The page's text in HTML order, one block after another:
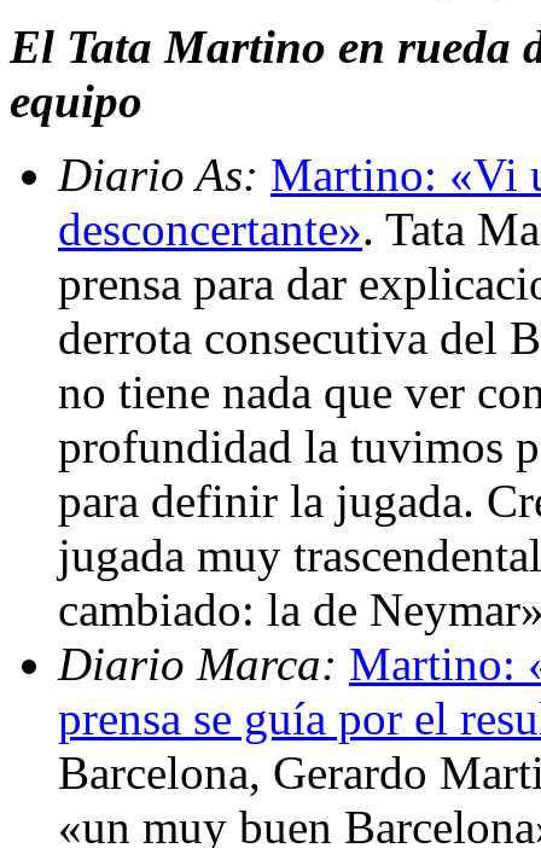
El Tata Martino en rueda
equipo
Diario As: Martino: «Vi
desconcertante». Tata
prensa para dar
derrota consecutiva del
no tiene nada que ver
profundidad la tuvimos
para definir la jugada.
jugada muy
cambiado: la de
Diario Marca: Martino:
prensa se guía por el
Barcelona, Gerardo
«un muy buen